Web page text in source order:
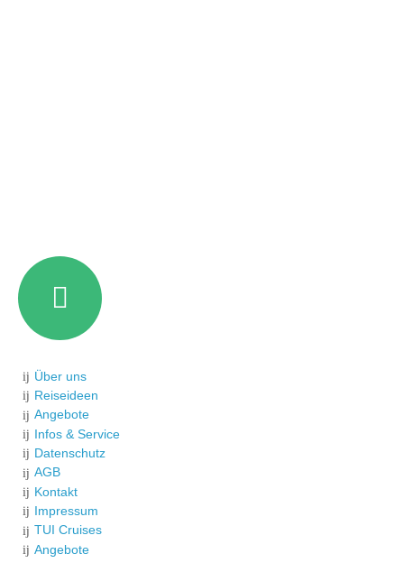
Über uns
Reiseideen
Angebote
Infos & Service
Datenschutz
AGB
Kontakt
Impressum
TUI Cruises
Angebote